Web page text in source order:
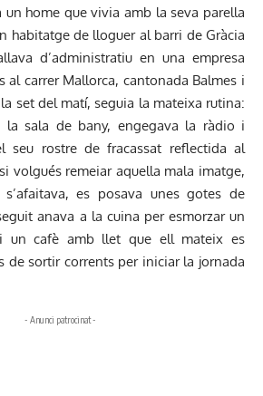
un home que vivia amb la seva parella
habitatge de lloguer al barri de Gràcia
d’administratiu en una empresa
al carrer Mallorca, cantonada Balmes i
set del matí, seguia la mateixa rutina:
la sala de bany, engegava la ràdio i
seu rostre de fracassat reflectida al
volgués remeiar aquella mala imatge,
es posava unes gotes de
anava a la cuina per esmorzar un
un cafè amb llet que ell mateix es
de sortir corrents per iniciar la jornada
- Anunci patrocinat -